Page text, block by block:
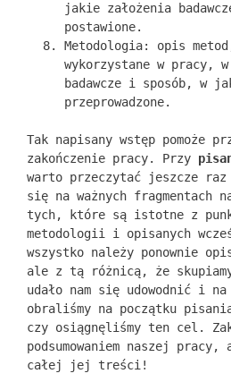
jakie założenia
postawione.
Metodologia: opis
wykorzystane w pracy,
badawcze i sposób, w
przeprowadzone.
Tak napisany wstęp pomoże
zakończenie pracy. Przy
warto przeczytać jeszcze
się na ważnych fragmentach
tych, które są istotne z
metodologii i opisanych
wszystko należy ponownie
ale z tą różnicą, że
udało nam się udowodnić i
obraliśmy na początku
czy osiągnęliśmy ten cel.
podsumowaniem naszej
całej jej treści!